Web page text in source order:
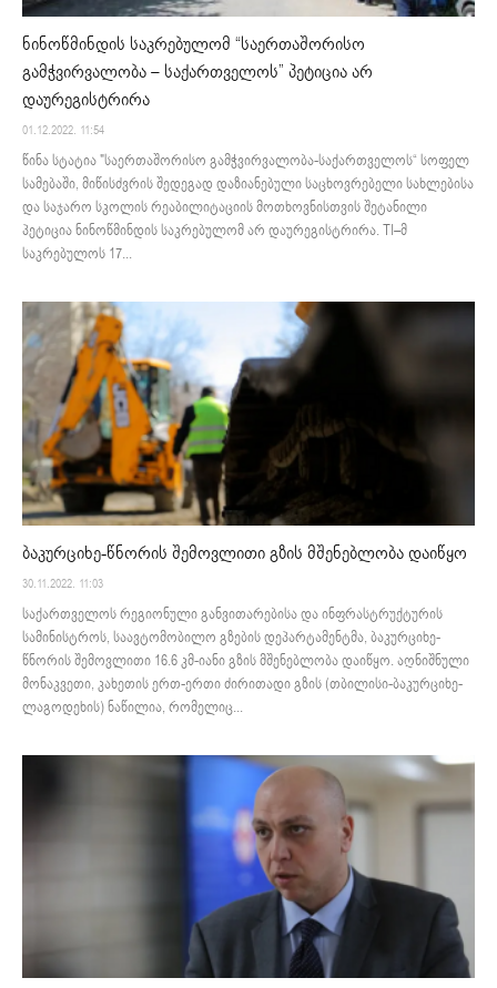
ნინოწმინდის საკრებულომ “საერთაშორისო
გამჭვირვალობა – საქართველოს” პეტიცია არ
დაურეგისტრირა
01.12.2022. 11:54
წინა სტატია "საერთაშორისო გამჭვირვალობა-საქართველოს“ სოფელ
სამებაში, მიწისძვრის შედეგად დაზიანებული საცხოვრებელი სახლებისა
და საჯარო სკოლის რეაბილიტაციის მოთხოვნისთვის შეტანილი
პეტიცია ნინოწმინდის საკრებულომ არ დაურეგისტრირა. TI–მ
საკრებულოს 17...
ბაკურციხე-წნორის შემოვლითი გზის მშენებლობა დაიწყო
30.11.2022. 11:03
საქართველოს რეგიონული განვითარებისა და ინფრასტრუქტურის
სამინისტროს, საავტომობილო გზების დეპარტამენტმა, ბაკურციხე-
წნორის შემოვლითი 16.6 კმ-იანი გზის მშენებლობა დაიწყო. აღნიშნული
მონაკვეთი, კახეთის ერთ-ერთი ძირითადი გზის (თბილისი-ბაკურციხე-
ლაგოდეხის) ნაწილია, რომელიც...